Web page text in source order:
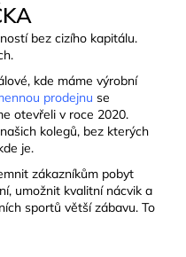
bez cizího kapitálu.
kde máme výrobní
prodejnu se
otevřeli v roce 2020.
kolegů, bez kterých
je.
zákazníkům pobyt
umožnit kvalitní nácvik a
sportů větší zábavu. To